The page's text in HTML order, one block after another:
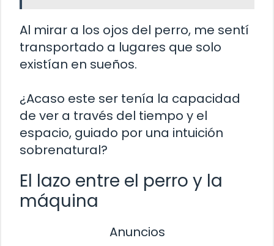
Al mirar a los ojos del perro, me sentí
transportado a lugares que solo
existían en sueños.
¿Acaso este ser tenía la capacidad
de ver a través del tiempo y el
espacio, guiado por una intuición
sobrenatural?
El lazo entre el perro y la
máquina
Anuncios